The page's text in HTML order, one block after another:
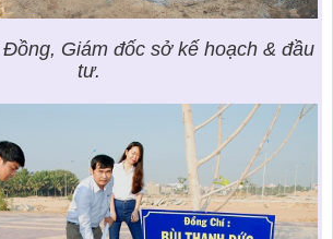
Giám đốc sở kế hoạch & đầu
tư.